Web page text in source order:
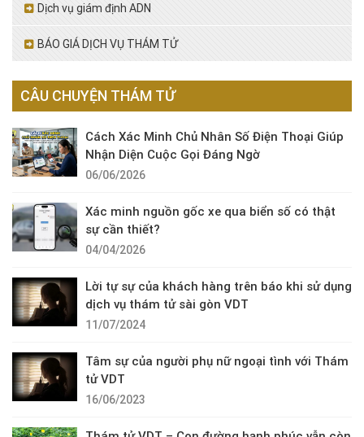
Dịch vụ giám định ADN
BÁO GIÁ DỊCH VỤ THÁM TỬ
CÂU CHUYỆN THÁM TỬ
Cách Xác Minh Chủ Nhân Số Điện Thoại Giúp
Nhận Diện Cuộc Gọi Đáng Ngờ
06/06/2026
Xác minh nguồn gốc xe qua biển số có thật
sự cần thiết?
04/04/2026
Lời tự sự của khách hàng trên báo khi sử dụng
dịch vụ thám tử sài gòn VDT
11/07/2024
Tâm sự của người phụ nữ ngoại tình với Thám
tử VDT
16/06/2023